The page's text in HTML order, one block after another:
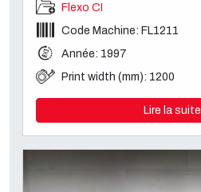
Flexo CI
Code Machine: FL1211
Année: 1997
Print width (mm): 1200
Lire la suite